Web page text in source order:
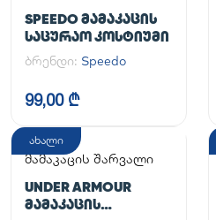
SPEEDO ᲛᲐᲛᲐᲙᲐᲪᲘᲡ
ᲡᲐᲪᲣᲠᲐᲝ ᲙᲝᲡᲢᲘᲣᲛᲘ
ბრენდი: Speedo
99,00 ₾
ახალი
მამაკაცის შარვალი
UNDER ARMOUR
ᲛᲐᲛᲐᲙᲐᲪᲘᲡ